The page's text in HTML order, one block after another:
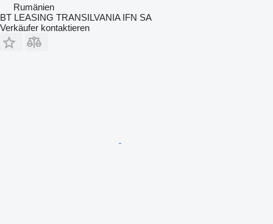
Rumänien
BT LEASING TRANSILVANIA IFN SA
Verkäufer kontaktieren